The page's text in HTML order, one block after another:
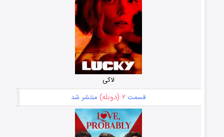
لاکی
قسمت ۲ (دوبله) منتشر شد